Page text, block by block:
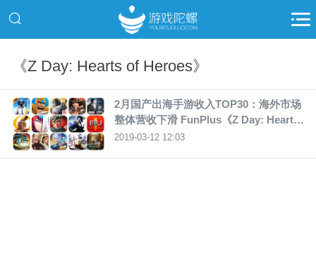
《Z Day: Hearts of Heroes》
2月国产出海手游收入TOP30：海外市场
整体营收下滑 FunPlus《Z Day: Hearts
of Heroes》入围
2019-03-12 12:03